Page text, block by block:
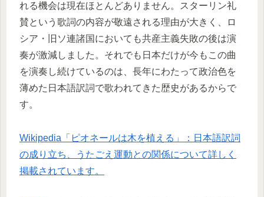
れる機会は現在ほとんどありません。スターリン礼
賛という歌詞の内容が敬遠される理由が大きく、ロ
シア・旧ソ連諸国においても共産主義失敗の後は演
奏が激減しました。それでも日本だけが今もこの曲
を演奏し続けているのは、長年にわたって政治色を
薄めた日本語訳詞で歌われてきた歴史があるからで
す。
Wikipedia「ピオネールは木を植える」：日本語訳詞
の成り立ち、うたごえ運動との関係について詳しく
掲載されています。